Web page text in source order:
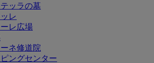
ッラの墓
レ
レ広場
ネ修道院
ングセンター